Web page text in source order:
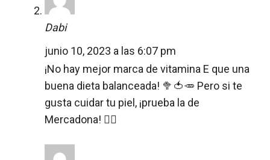
Dabi
junio 10, 2023 a las 6:07 pm
¡No hay mejor marca de vitamina E que una
buena dieta balanceada! 🥦🍅🥕 Pero si te
gusta cuidar tu piel, ¡prueba la de
Mercadona! 💁‍♀️